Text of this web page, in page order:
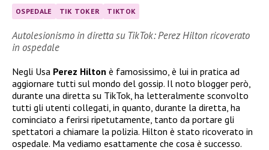
OSPEDALE TIK TOKER TIKTOK
Autolesionismo in diretta su TikTok: Perez Hilton ricoverato
in ospedale
Negli Usa Perez Hilton è famosissimo, è lui in pratica ad
aggiornare tutti sul mondo del gossip. Il noto blogger però,
durante una diretta su TikTok, ha letteralmente sconvolto
tutti gli utenti collegati, in quanto, durante la diretta, ha
cominciato a ferirsi ripetutamente, tanto da portare gli
spettatori a chiamare la polizia. Hilton è stato ricoverato in
ospedale. Ma vediamo esattamente che cosa è successo.